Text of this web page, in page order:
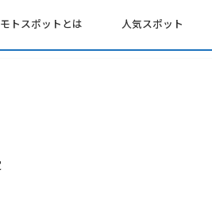
モトスポットとは 人気スポット